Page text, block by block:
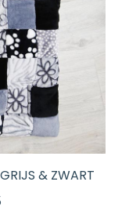
& ZWART